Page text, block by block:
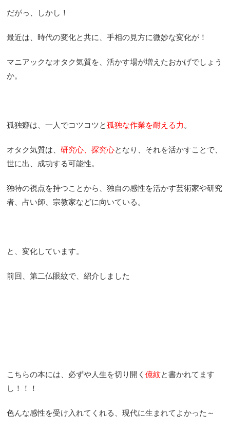
だがっ、しかし！
最近は、時代の変化と共に、手相の見方に微妙な変化が！
マニアックなオタク気質を、活かす場が増えたおかげでしょう
か。
孤独癖は、一人でコツコツと孤独な作業を耐える力 。
オタク気質は、 研究心、探究心となり、それを活かすことで、
世に出、成功する可能性。
独特の視点を持つことから、独自の感性を活かす芸術家や研究
者、占い師、宗教家などに向いている。
と、変化しています。
前回、第二仏眼紋で、紹介しました
こちらの本には、必ずや人生を切り開く 億紋と書かれてます
し！！！
色んな感性を受け入れてくれる、現代に生まれてよかった～